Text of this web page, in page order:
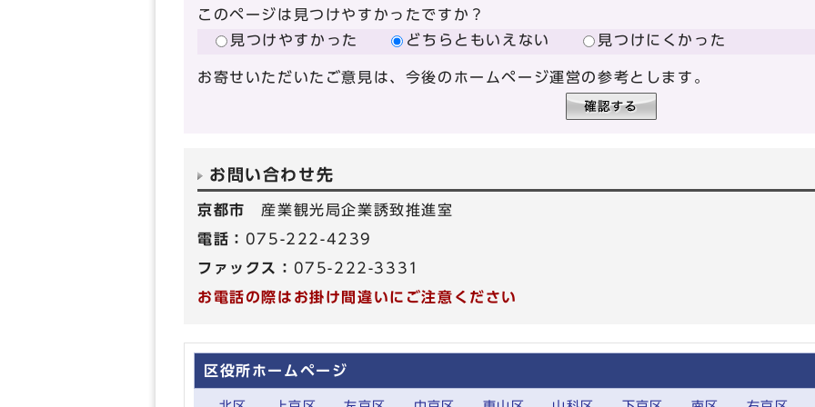
このページは見つけやすかったですか？
見つけやすかった
どちらともいえない 見つけにくかった
お寄せいただいたご意見は、今後のホームページ運営の参考とします。
お問い合わせ先
京都市 産業観光局企業誘致推進室
電話： 075-222-4239
ファックス： 075-222-3331
お電話の際はお掛け間違いにご注意ください
区役所ホームページ